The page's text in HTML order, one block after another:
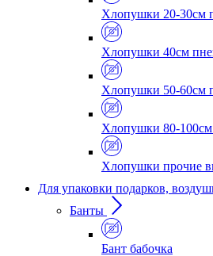
Хлопушки 20-30см
Хлопушки 40см
Хлопушки 50-60см
Хлопушки 80-
Хлопушки прочие
Для упаковки подарков,
Банты
Бант бабочка